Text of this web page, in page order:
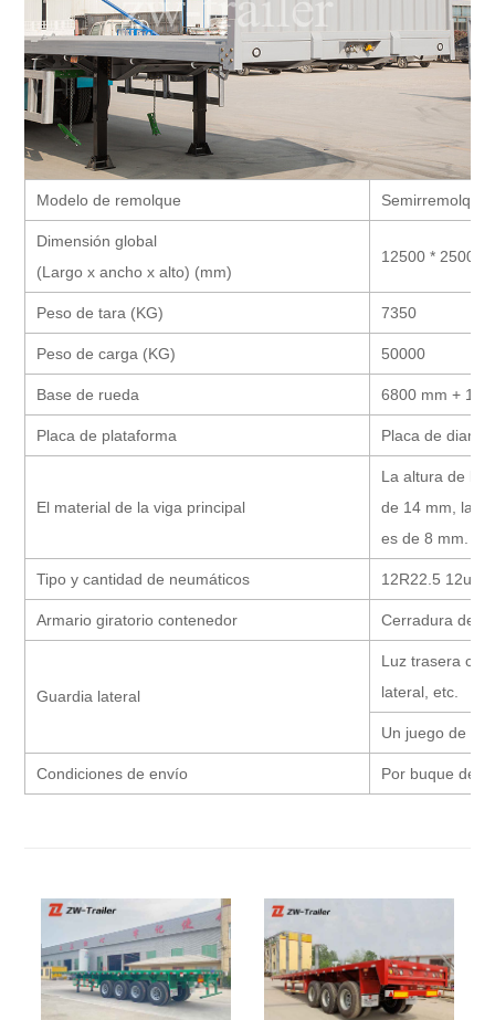
Modelo de remolque Semirremolque
Dimensión global
(Largo x ancho x alto) (mm)
12500 * 2500 *
Peso de tara (KG) 7350
Peso de carga (KG) 50000
Base de rueda 6800 mm +
Placa de plataforma Placa de
El material de la viga principal
La altura de la
de 14 mm, la
es de 8 mm.
Tipo y cantidad de neumáticos 12R22.5
Armario giratorio contenedor Cerradura de
Guardia lateral
Luz trasera
lateral, etc.
Un juego de
Condiciones de envío Por buque de